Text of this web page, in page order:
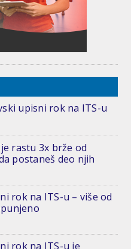
upisni rok na ITS-u
rastu 3x brže od
postaneš deo njih
rok na ITS-u – više od
rok na ITS-u je